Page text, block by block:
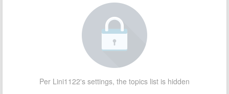
Per Lini1122's settings, the topics list is hidden